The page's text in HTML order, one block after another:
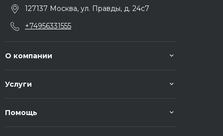
127137 Москва, ул. Правды, д. 24с7
+74956331555
О компании
Услуги
Помощь